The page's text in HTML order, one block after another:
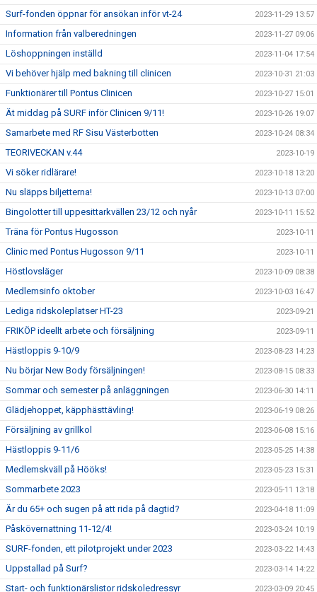
Surf-fonden öppnar för ansökan inför vt-24 2023-11-29 13:57
Information från valberedningen 2023-11-27 09:06
Löshoppningen inställd 2023-11-04 17:54
Vi behöver hjälp med bakning till clinicen 2023-10-31 21:03
Funktionärer till Pontus Clinicen 2023-10-27 15:01
Ät middag på SURF inför Clinicen 9/11! 2023-10-26 19:07
Samarbete med RF Sisu Västerbotten 2023-10-24 08:34
TEORIVECKAN v.44 2023-10-19
Vi söker ridlärare! 2023-10-18 13:20
Nu släpps biljetterna! 2023-10-13 07:00
Bingolotter till uppesittarkvällen 23/12 och nyår 2023-10-11 15:52
Träna för Pontus Hugosson 2023-10-11
Clinic med Pontus Hugosson 9/11 2023-10-11
Höstlovsläger 2023-10-09 08:38
Medlemsinfo oktober 2023-10-03 16:47
Lediga ridskoleplatser HT-23 2023-09-21
FRIKÖP ideellt arbete och försäljning 2023-09-11
Hästloppis 9-10/9 2023-08-23 14:23
Nu börjar New Body försäljningen! 2023-08-15 08:33
Sommar och semester på anläggningen 2023-06-30 14:11
Glädjehoppet, käpphästtävling! 2023-06-19 08:26
Försäljning av grillkol 2023-06-08 15:16
Hästloppis 9-11/6 2023-05-25 14:38
Medlemskväll på Hööks! 2023-05-23 15:31
Sommarbete 2023 2023-05-11 13:18
Är du 65+ och sugen på att rida på dagtid? 2023-04-18 11:09
Påskövernattning 11-12/4! 2023-03-24 10:19
SURF-fonden, ett pilotprojekt under 2023 2023-03-22 14:43
Uppstallad på Surf? 2023-03-14 14:22
Start- och funktionärslistor ridskoledressyr 2023-03-09 20:45